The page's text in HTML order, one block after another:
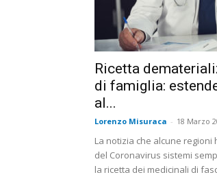
Ricetta
di famiglia:
al...
Lorenzo Misuraca - 18 Marzo
La notizia che alcune
del Coronavirus sistemi
la ricetta dei medicinali di